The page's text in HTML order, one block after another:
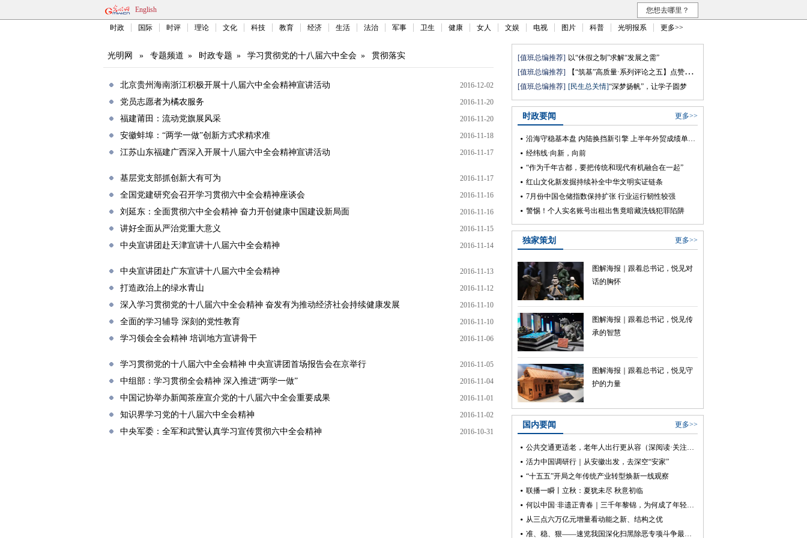
English 您想去哪里？
时政 国际 时评 理论 文化 科技 教育 经济 生活 法治 军事 卫生 健康 女人 文娱 电视 图片 科普 光明报系 更多>>
光明网 » 专题频道 » 时政专题 » 学习贯彻党的十八届六中全会 » 贯彻落实
北京贵州海南浙江积极开展十八届六中全会精神宣讲活动 2016-12-02
党员志愿者为橘农服务 2016-11-20
福建莆田：流动党旗展风采 2016-11-20
安徽蚌埠：“两学一做”创新方式求精求准 2016-11-18
江苏山东福建广西深入开展十八届六中全会精神宣讲活动 2016-11-17
基层党支部抓创新大有可为 2016-11-17
全国党建研究会召开学习贯彻六中全会精神座谈会 2016-11-16
刘延东：全面贯彻六中全会精神 奋力开创健康中国建设新局面 2016-11-16
讲好全面从严治党重大意义 2016-11-15
中央宣讲团赴天津宣讲十八届六中全会精神 2016-11-14
中央宣讲团赴广东宣讲十八届六中全会精神 2016-11-13
打造政治上的绿水青山 2016-11-12
深入学习贯彻党的十八届六中全会精神 奋发有为推动经济社会持续健康发展 2016-11-10
全面的学习辅导 深刻的党性教育 2016-11-10
学习领会全会精神 培训地方宣讲骨干 2016-11-06
学习贯彻党的十八届六中全会精神 中央宣讲团首场报告会在京举行 2016-11-05
中组部：学习贯彻全会精神 深入推进“两学一做” 2016-11-04
中国记协举办新闻茶座宣介党的十八届六中全会重要成果 2016-11-01
知识界学习党的十八届六中全会精神 2016-11-02
中央军委：全军和武警认真学习宣传贯彻六中全会精神 2016-10-31